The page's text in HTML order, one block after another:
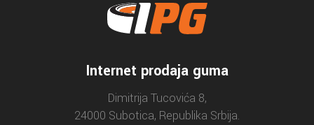
Internet prodaja guma
Dimitrija Tucovića 8,
24000 Subotica, Republika Srbija.